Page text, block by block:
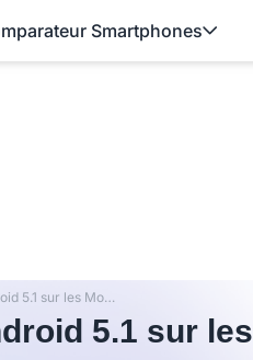
Smartphones
Motorola bientôt prêt à déployer Android 5.1 sur les Moto X aux quatre coins du globe
5.1 sur les